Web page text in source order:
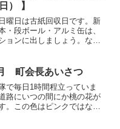
） 】
曜日は古紙回収日です。新
・段ボール・アルミ缶は、
ョンに出しましょう。な
や他の物（スチ-ル缶、ペッ
入れないで下...
町会長あいさつ
で毎日1時間程立っていま
路にいつの間にか桃の花が
。この色はピンクではなく